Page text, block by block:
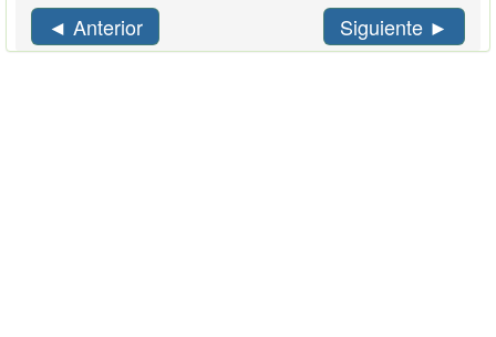
◄ Anterior Siguiente ►